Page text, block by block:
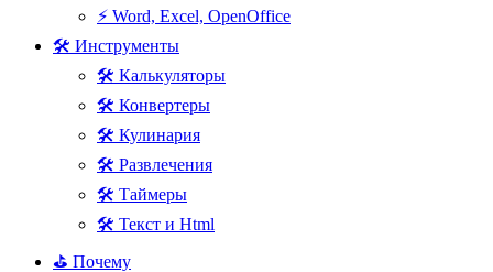
⚡ Word, Excel, OpenOffice
🛠 Инструменты
🛠 Калькуляторы
🛠 Конвертеры
🛠 Кулинария
🛠 Развлечения
🛠 Таймеры
🛠 Текст и Html
⛳ Почему